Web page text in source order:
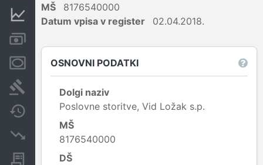
Zastavne pravice
Sodni postopki
Spremembe
Insolvenčni postopki
Javna naročila
MŠ
8176540000
Datum vpisa v register
02.04.2018.
OSNOVNI PODATKI
Dolgi naziv
Poslovne storitve, Vid Ložak s.p.
MŠ
8176540000
DŠ